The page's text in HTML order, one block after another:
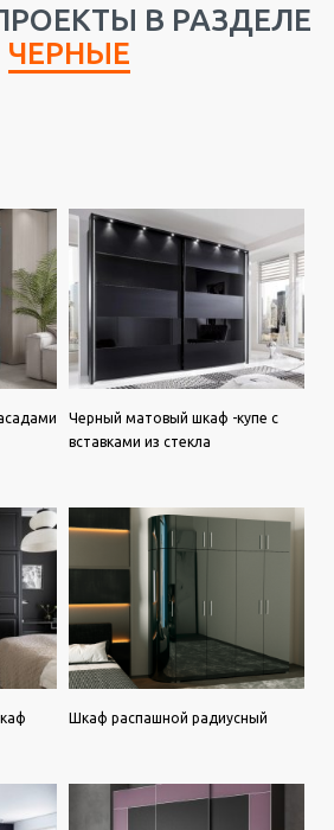
В РАЗДЕЛЕ
ЧЕРНЫЕ
Черный матовый шкаф -купе с
вставками из стекла
Шкаф распашной радиусный